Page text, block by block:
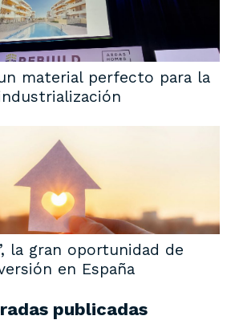
material perfecto para la
la gran oportunidad de
en España
publicadas